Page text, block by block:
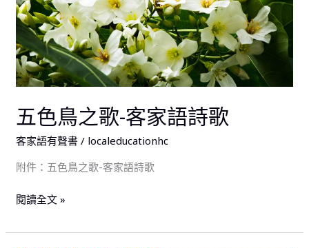
五色鳥之歌-客家語詩歌
客家語有聲書 / localeducationhc
附件：五色鳥之歌-客家語詩歌
語
詩
歌
閱讀全文 »